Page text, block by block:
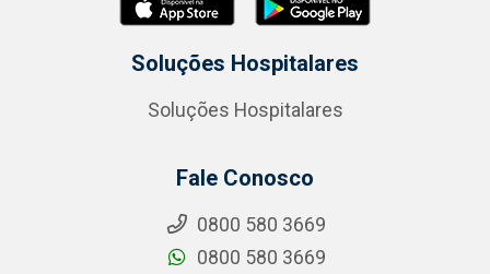
Soluções Hospitalares
Soluções Hospitalares
Fale Conosco
0800 580 3669
0800 580 3669